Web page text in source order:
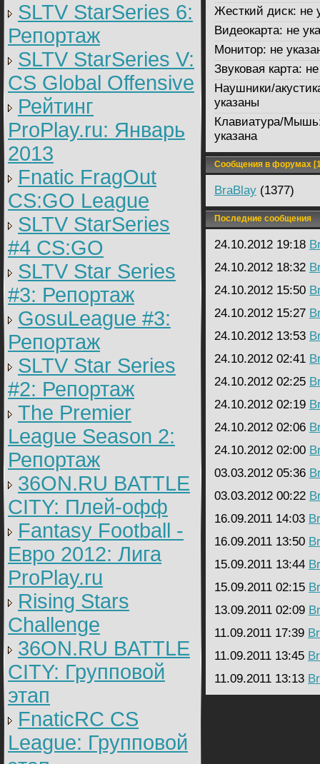
SLTV StarSeries 6:
Репортаж
SLTV StarSeries V:
CS Global Offensive
Рейтинг
ProPlay.ru: Январь
2013
Fnatic FragOut
CS:GO League
SLTV StarSeries
#4 CS:GO
SLTV Star Series
#3: Репортаж
GosuLeague #3:
Репортаж
SLTV Star Series
#2: Репортаж
The Premier
League Season 2:
Репортаж
36ON.RU BATTLE
CITY: Плей-офф
Fantasy Football -
Евро 2012: Лига
ProPlay.ru
Rising Stars
Challenge
36ON.RU BATTLE
CITY: Групповой
этап
FnaticRC CS
League: Групповой
Жесткий диск: не
Видеокарта: не
Монитор: не
Звуковая карта:
Наушники/
указаны
Клавиатура/
указана
Сообщения в форумах
BraBlay (1377)
Последние сообщения
24.10.2012 19:18
24.10.2012 18:32
24.10.2012 15:50
24.10.2012 15:27
24.10.2012 13:53
24.10.2012 02:41
24.10.2012 02:25
24.10.2012 02:19
24.10.2012 02:06
24.10.2012 02:00
03.03.2012 05:36
03.03.2012 00:22
16.09.2011 14:03
16.09.2011 13:50
15.09.2011 13:44
15.09.2011 02:15
13.09.2011 02:09
11.09.2011 17:39
11.09.2011 13:45
11.09.2011 13:13